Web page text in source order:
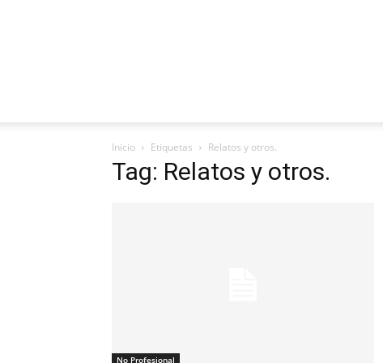
Inicio Etiquetas Relatos y otros.
Tag: Relatos y otros.
No Profesional